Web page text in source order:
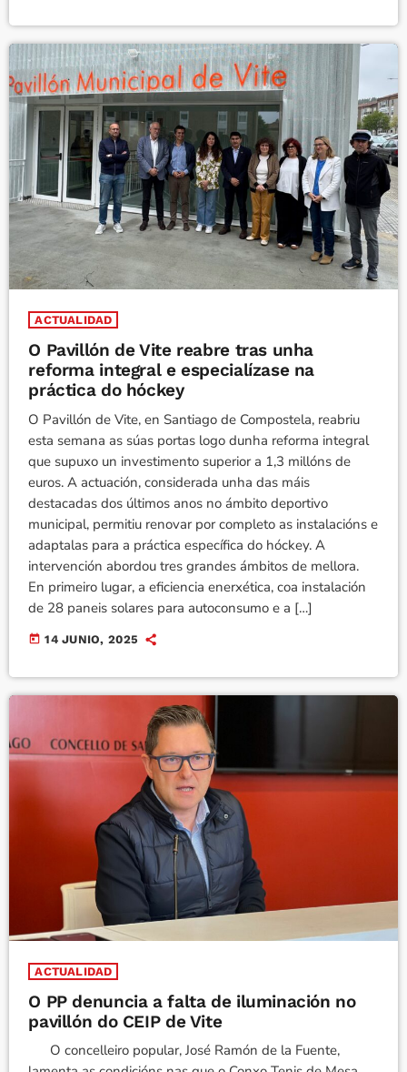
ACTUALIDAD
O Pavillón de Vite reabre tras unha
reforma integral e especialízase na
práctica do hóckey
O Pavillón de Vite, en Santiago de Compostela, reabriu
esta semana as súas portas logo dunha reforma integral
que supuxo un investimento superior a 1,3 millóns de
euros. A actuación, considerada unha das máis
destacadas dos últimos anos no ámbito deportivo
municipal, permitiu renovar por completo as instalacións e
adaptalas para a práctica específica do hóckey. A
intervención abordou tres grandes ámbitos de mellora.
En primeiro lugar, a eficiencia enerxética, coa instalación
de 28 paneis solares para autoconsumo e a […]
today 14 JUNIO, 2025
ACTUALIDAD
O PP denuncia a falta de iluminación no
pavillón do CEIP de Vite
O concelleiro popular, José Ramón de la Fuente,